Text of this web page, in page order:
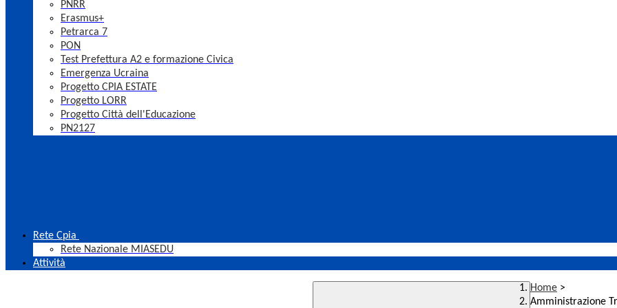
PNRR
Erasmus+
Petrarca 7
PON
Test Prefettura A2 e formazione Civica
Emergenza Ucraina
Progetto CPIA ESTATE
Progetto LORR
Progetto Città dell'Educazione
PN2127
Rete Cpia
Rete Nazionale MIASEDU
Attività
Home >
Amministrazione